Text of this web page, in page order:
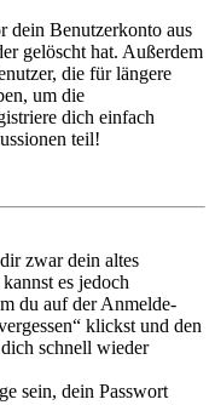
dein Benutzerkonto aus
gelöscht hat. Außerdem
die für längere
um die
dich einfach
teil!
zwar dein altes
es jedoch
du auf der Anmelde-
klickst und den
schnell wieder
sein, dein Passwort